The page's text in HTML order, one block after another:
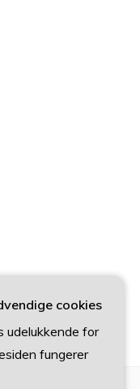
cookies
udelukkende for
fungerer